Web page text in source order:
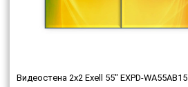
Видеостена 2x2 Exell 55" EXPD-WA55AB15